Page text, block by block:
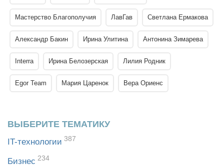
Мастерство Благополучия ЛавГав Светлана Ермакова
Александр Бакин Ирина Улитина Антонина Зимарева
Interra Ирина Белозерская Лилия Родник
Egor Team Мария Царенок Вера Ориенс
ВЫБЕРИТЕ ТЕМАТИКУ
IT-технологии 387
Бизнес 234